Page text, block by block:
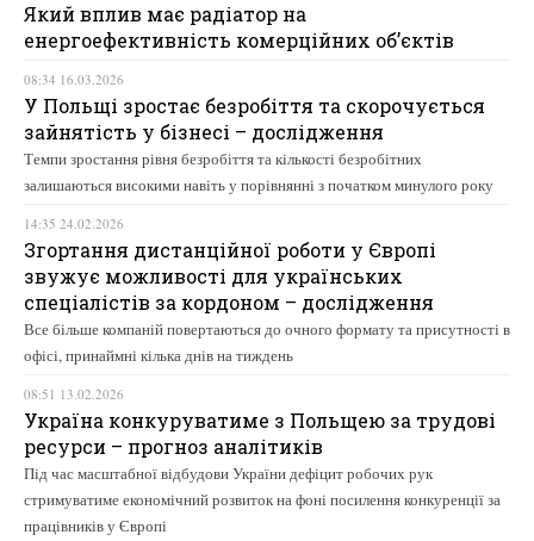
Який вплив має радіатор на
енергоефективність комерційних об’єктів
08:34 16.03.2026
У Польщі зростає безробіття та скорочується
зайнятість у бізнесі – дослідження
Темпи зростання рівня безробіття та кількості безробітних
залишаються високими навіть у порівнянні з початком минулого року
14:35 24.02.2026
Згортання дистанційної роботи у Європі
звужує можливості для українських
спеціалістів за кордоном – дослідження
Все більше компаній повертаються до очного формату та присутності в
офісі, принаймні кілька днів на тиждень
08:51 13.02.2026
Україна конкуруватиме з Польщею за трудові
ресурси – прогноз аналітиків
Під час масштабної відбудови України дефіцит робочих рук
стримуватиме економічний розвиток на фоні посилення конкуренції за
працівників у Європі